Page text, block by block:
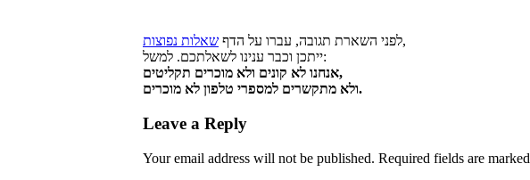
לפני השארת תגובה, עברו על הדף שאלות נפוצות
,
ייתכן וכבר ענינו לשאלתכם. למשל:
אנחנו לא קונים ולא מוכרים תקליטים,
ולא מתקשרים למספרי טלפון לא מוכרים.
Leave a Reply
Your email address will not be published. Required fields are marked